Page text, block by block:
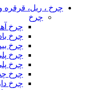
چرخ ، ریل، قرقره و
چرخ
چرخ
چرخ
چرخ
چرخ
چرخ
چرخ
چرخ